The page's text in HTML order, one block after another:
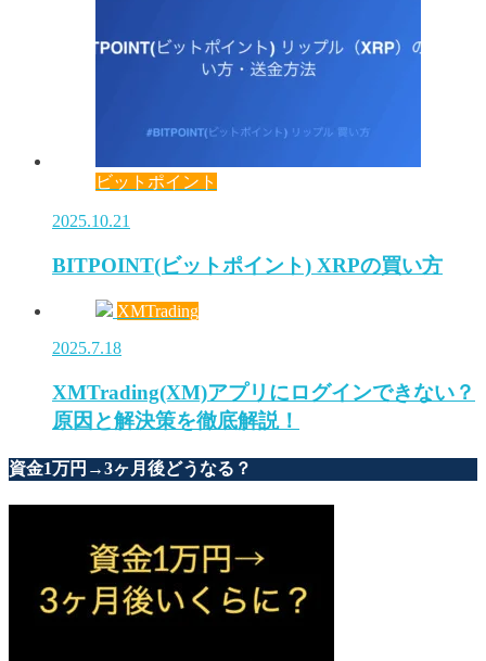
ビットポイント
2025.10.21
BITPOINT(ビットポイント) XRPの買い方
XMTrading
2025.7.18
XMTrading(XM)アプリにログインできない？
原因と解決策を徹底解説！
資金1万円→3ヶ月後どうなる？